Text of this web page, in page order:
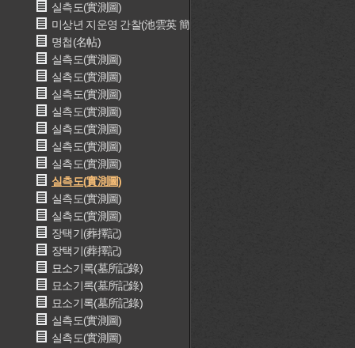
실측도(實測圖)
미상년 지운영 간찰(池雲英 簡札)
명첩(名帖)
실측도(實測圖)
실측도(實測圖)
실측도(實測圖)
실측도(實測圖)
실측도(實測圖)
실측도(實測圖)
실측도(實測圖)
실측도(實測圖)
실측도(實測圖)
실측도(實測圖)
장택기(葬擇記)
장택기(葬擇記)
묘소기록(墓所記錄)
묘소기록(墓所記錄)
묘소기록(墓所記錄)
실측도(實測圖)
실측도(實測圖)